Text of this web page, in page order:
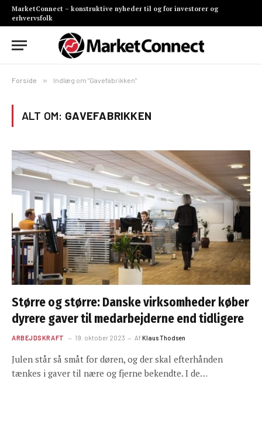
MarketConnect – konstruktive nyheder til og for investorer og
erhvervsfolk
Forside » Indlæg om "Gavefabrikken"
ALT OM: GAVEFABRIKKEN
Større og større: Danske virksomheder køber
dyrere gaver til medarbejderne end tidligere
ARBEJDSKRAFT 19. oktober 2023 AfKlaus Thodsen
Julen står så småt for døren, og der skal efterhånden
tænkes i gaver til nære og fjerne bekendte. I de…